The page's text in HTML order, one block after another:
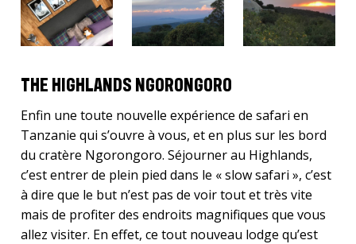
THE HIGHLANDS NGORONGORO
Enfin une toute nouvelle expérience de safari en
Tanzanie qui s’ouvre à vous, et en plus sur les bord
du cratère Ngorongoro. Séjourner au Highlands,
c’est entrer de plein pied dans le « slow safari », c’est
à dire que le but n’est pas de voir tout et très vite
mais de profiter des endroits magnifiques que vous
allez visiter. En effet, ce tout nouveau lodge qu’est